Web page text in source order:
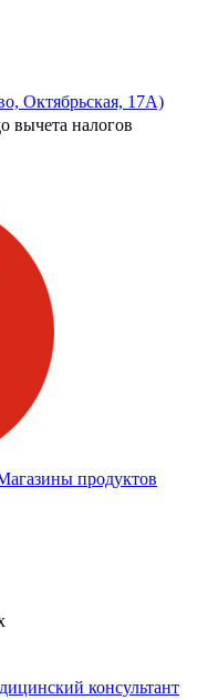
Октябрьская, 17А)
вычета налогов
продуктов
консультант